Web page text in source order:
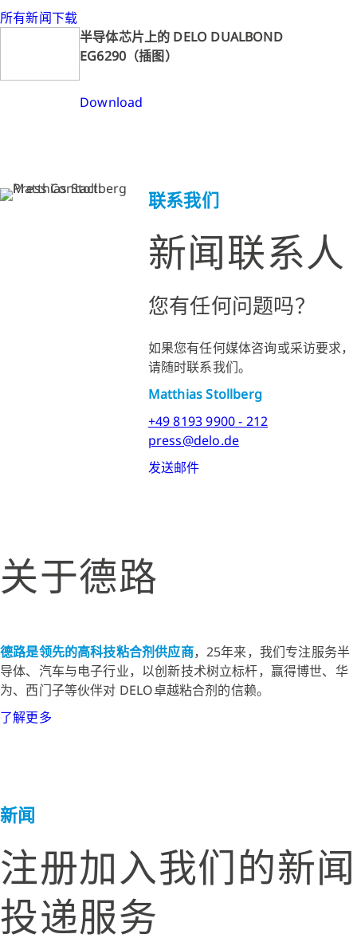
所有新闻下载
半导体芯片上的 DELO DUALBOND
EG6290（插图）
Download
联系我们
新闻联系人
您有任何问题吗？
如果您有任何媒体咨询或采访要求，
请随时联系我们。
Matthias Stollberg
+49 8193 9900 - 212
press@delo.de
发送邮件
关于德路
德路是领先的高科技粘合剂供应商，25年来，我们专注服务半
导体、汽车与电子行业，以创新技术树立标杆，赢得博世、华
为、西门子等伙伴对 DELO卓越粘合剂的信赖。
了解更多
新闻
注册加入我们的新闻
投递服务